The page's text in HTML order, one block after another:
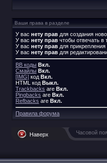
Ваши права в разделе
У вас нету прав для создания
У вас нету прав чтобы отвечать в
У вас нету прав для
У вас нету прав для
BB коды Вкл.
Смайлы Вкл.
[IMG] код Вкл.
HTML код Выкл.
Trackbacks are Вкл.
Pingbacks are Вкл.
Refbacks are Вкл.
Правила форума
Наверх Часовой